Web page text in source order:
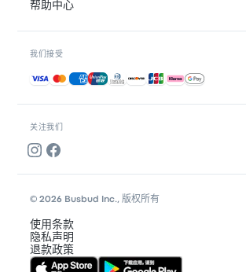
关注我们
帮助中心
我们接受
接受的付款方式
© 2026 Busbud Inc., 版权所有
使用条款
隐私声明
退款政策